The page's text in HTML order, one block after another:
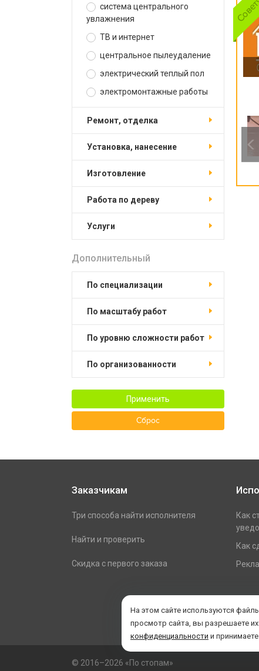
система центрального
увлажнения
ТВ и интернет
центральное пылеудаление
электрический теплый пол
электромонтажные работы
ремонт, отделка
установка, нанесение
изготовление
работа по дереву
услуги
Дополнительный
по специализации
по масштабу работ
по уровню сложности работ
по организованности
Применить
Сброс
Заказчикам
Три способа найти исполнителя
Найти и проверить
Скидка с первого заказа
Как
Как
© 2016–2026 «По стопам»
На этом сайте используются
просмотр сайта, вы разрешаете
конфиденциальности и